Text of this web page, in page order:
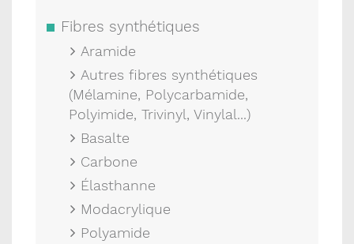
Fibres synthétiques
Aramide
Autres fibres synthétiques
(Mélamine, Polycarbamide,
Polyimide, Trivinyl, Vinylal...)
Basalte
Carbone
Élasthanne
Modacrylique
Polyamide